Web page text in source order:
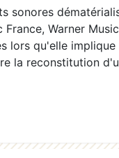
sonores
Warner
lors qu'elle
la reconstitution